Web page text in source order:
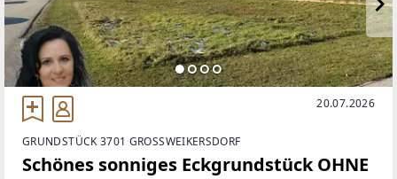
20.07.2026
GRUNDSTÜCK 3701 GROSSWEIKERSDORF
Schönes sonniges Eckgrundstück OHNE